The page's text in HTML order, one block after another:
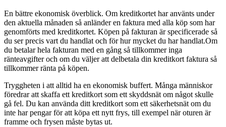
En bättre ekonomisk överblick. Om kreditkortet har använts under
den aktuella månaden så anländer en faktura med alla köp som har
genomförts med kreditkortet. Köpen på fakturan är specificerade så
du ser precis vart du handlat och för hur mycket du har handlat.Om
du betalar hela fakturan med en gång så tillkommer inga
ränteavgifter och om du väljer att delbetala din kreditkort faktura så
tillkommer ränta på köpen.
Tryggheten i att alltid ha en ekonomisk buffert. Många människor
föredrar att skaffa ett kreditkort som ett skyddsnät om något skulle
gå fel. Du kan använda ditt kreditkort som ett säkerhetsnät om du
inte har pengar för att köpa ett nytt frys, till exempel när oturen är
framme och frysen måste bytas ut.